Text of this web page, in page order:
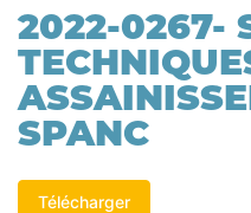
2022-0267-
SPANC
Télécharger